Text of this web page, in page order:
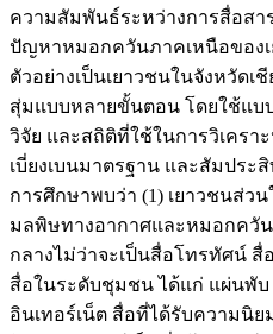
ความสัมพันธ์ระหว่างการสื่อส
ปัญหาหมอกควันภาคเหนือของเ
ตัวอย่างเป็นเยาวชนในจังหวัดเ
สุ่มแบบหลายขั้นตอน โดยใช้แบ
วิจัย และสถิติที่ใช้ในการวิเครา
เบี่ยงเบนมาตรฐาน และสัมปร
การศึกษาพบว่า (1) เยาวชนส่ว
มลพิษทางอากาศและหมอกควั
กลางไม่ว่าจะเป็นสื่อโทรทัศน์
สื่อในระดับชุมชน ได้แก่ แผ่นพับ
อินเทอร์เน็ต สื่อที่ได้รับความนิ